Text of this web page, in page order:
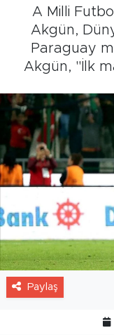
A Milli
Akgün,
Paraguay
Akgün, "İlk
Paylaş